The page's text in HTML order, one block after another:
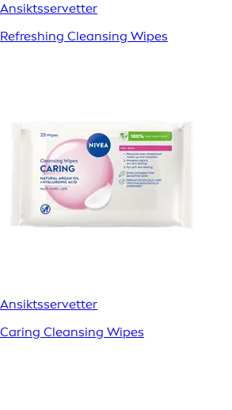
Ansiktsservetter
Refreshing Cleansing Wipes
Ansiktsservetter
Caring Cleansing Wipes